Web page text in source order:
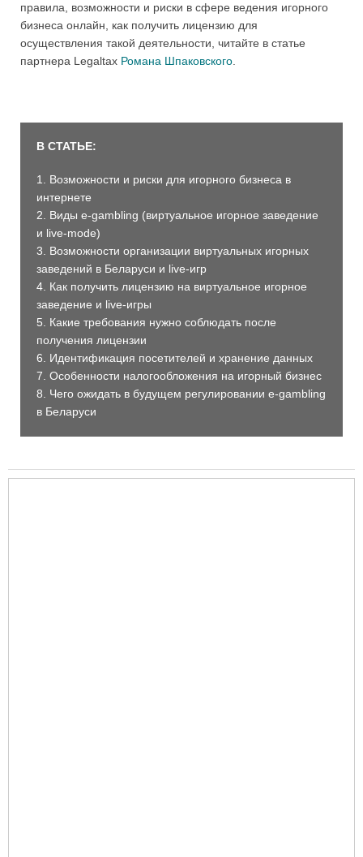
правила, возможности и риски в сфере ведения игорного
бизнеса онлайн, как получить лицензию для
осуществления такой деятельности, читайте в статье
партнера Legaltax Романа Шпаковского
В СТАТЬЕ:
1. Возможности и риски для игорного бизнеса в
интернете
2. Виды e-gambling (виртуальное игорное заведение
и live-mode)
3. Возможности организации виртуальных игорных
заведений в Беларуси и live-игр
4. Как получить лицензию на виртуальное игорное
заведение и live-игры
5. Какие требования нужно соблюдать после
получения лицензии
6. Идентификация посетителей и хранение данных
7. Особенности налогообложения на игорный бизнес
8. Чего ожидать в будущем регулировании e-gambling
в Беларуси